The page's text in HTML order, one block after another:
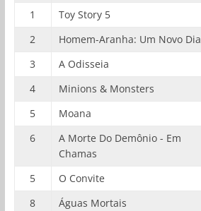
1
Toy Story 5
2
Homem-Aranha: Um Novo Dia
3
A Odisseia
4
Minions & Monsters
5
Moana
6
A Morte Do Demônio - Em
Chamas
5 O Convite
8
Águas Mortais